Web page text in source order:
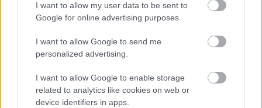
I want to allow my user data to be sent to
Google for online advertising purposes.
I want to allow Google to send me
personalized advertising.
I want to allow Google to enable storage
related to analytics like cookies on web or
device identifiers in apps.
HÍRDETÉS
Egyre népszerűbb a Balatoni Torkos
Csütörtök